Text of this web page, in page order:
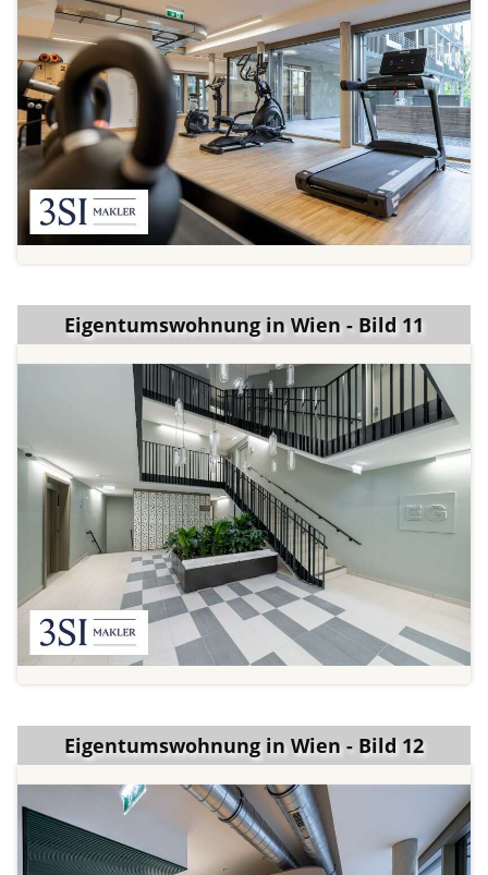
Eigentumswohnung in Wien - Bild 11
Eigentumswohnung in Wien - Bild 12